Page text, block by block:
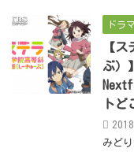
ドラ
【
ぶ）
トど
みど